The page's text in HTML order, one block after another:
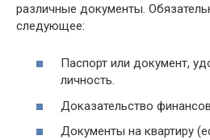
различные документы.
следующее:
Паспорт или документ,
личность.
Доказательство
Документы на квартиру